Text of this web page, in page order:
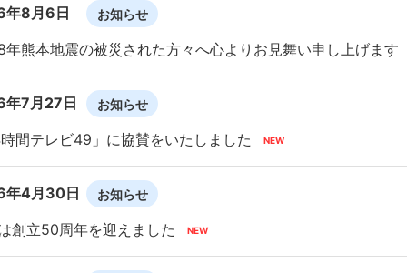
8月6日 お知らせ
年熊本地震の被災された方々へ心よりお見舞い申し上げます
7月27日 お知らせ
間テレビ49」に協賛をいたしました
年4月30日 お知らせ
創立50周年を迎えました